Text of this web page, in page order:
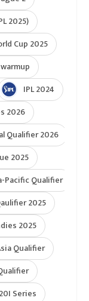
2025)
Cup 2025
IPL 2024
2026
Qualifier 2026
2025
Pacific Qualifier
2025
2025
Qualifier
Series